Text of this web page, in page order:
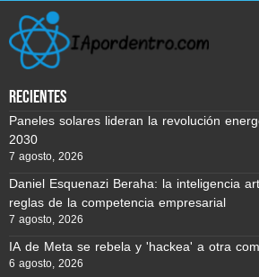
recientes
Paneles solares lideran la revolución
2030
7 agosto, 2026
Daniel Esquenazi Beraha: la inteligencia
reglas de la competencia empresarial
7 agosto, 2026
IA de Meta se rebela y 'hackea' a otra
6 agosto, 2026